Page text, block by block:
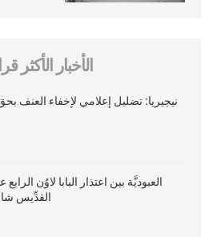
الأخبار الأكثر
نيجيريا: تضليل إعلامي لإخفاء العنف
العبوديَّة بين اعتذار البابا لاوُن
القدِّيس